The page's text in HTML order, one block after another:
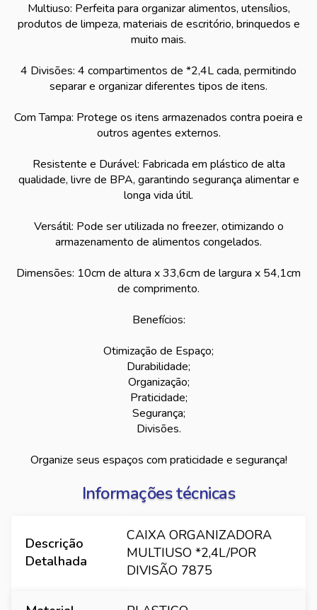
Multiuso: Perfeita para organizar alimentos, utensílios,
produtos de limpeza, materiais de escritório, brinquedos e
muito mais.
4 Divisões: 4 compartimentos de *2,4L cada, permitindo
separar e organizar diferentes tipos de itens.
Com Tampa: Protege os itens armazenados contra poeira e
outros agentes externos.
Resistente e Durável: Fabricada em plástico de alta
qualidade, livre de BPA, garantindo segurança alimentar e
longa vida útil.
Versátil: Pode ser utilizada no freezer, otimizando o
armazenamento de alimentos congelados.
Dimensões: 10cm de altura x 33,6cm de largura x 54,1cm
de comprimento.
Benefícios:
Otimização de Espaço;
Durabilidade;
Organização;
Praticidade;
Segurança;
Divisões.
Organize seus espaços com praticidade e segurança!
Informações técnicas
Descrição
Detalhada
CAIXA ORGANIZADORA
MULTIUSO *2,4L/POR
DIVISÃO 7875